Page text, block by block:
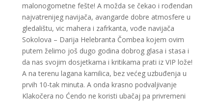
malonogometne fešte! A možda se čekao i rođendan
najvatrenijeg navijača, avangarde dobre atmosfere u
gledalištu, vic mahera i zafrkanta, vođe navijača
Sokolova – Darija Helebranta Čombea kojem ovim
putem želimo još dugo godina dobrog glasa i stasa i
da nas svojim dosjetkama i kritikama prati iz VIP lože!
A na terenu lagana kamilica, bez većeg uzbuđenja u
prvih 10-tak minuta. A onda krasno podvaljivanje
Klakočera no Ćendo ne koristi ubačaj pa privremeni